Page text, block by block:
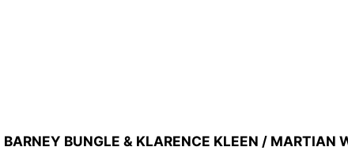
BARNEY BUNGLE & KLARENCE KLEEN / MARTIAN